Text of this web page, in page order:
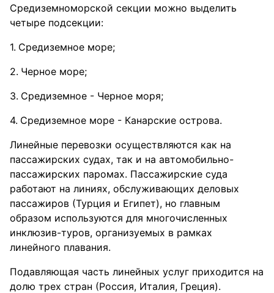
Средиземноморской секции можно выделить
четыре подсекции:
Средиземное море;
Черное море;
Средиземное - Черное моря;
Средиземное море - Канарские острова.
Линейные перевозки осуществляются как на
пассажирских судах, так и на автомобильно-
пассажирских паромах. Пассажирские суда
работают на линиях, обслуживающих деловых
пассажиров (Турция и Египет), но главным
образом используются для многочисленных
инклюзив-туров, организуемых в рамках
линейного плавания.
Подавляющая часть линейных услуг приходится на
долю трех стран (Россия, Италия, Греция).